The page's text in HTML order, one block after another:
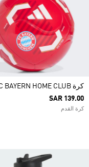
كرة FC BAYERN HOME CLUB
SAR 139.00
كرة القدم